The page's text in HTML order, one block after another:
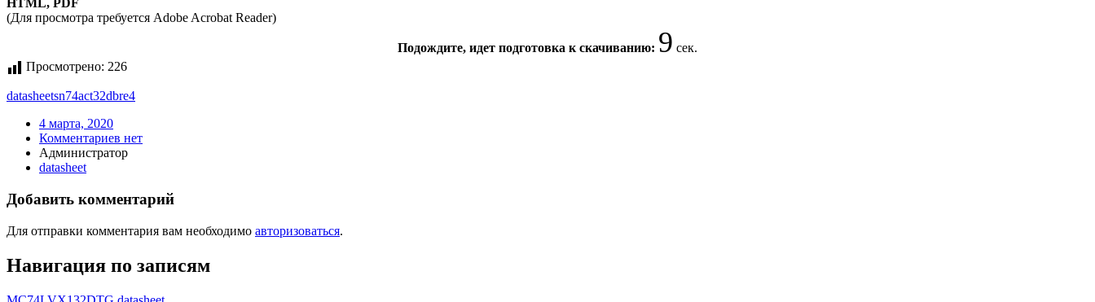
HTML, PDF
(Для просмотра требуется Adobe Acrobat Reader)
Подождите, идет подготовка к скачиванию: 8 сек.
Просмотрено: 226
datasheetsn74act32dbre4
4 марта, 2020
Комментариев нет
Администратор
datasheet
Добавить комментарий
Для отправки комментария вам необходимо авторизоваться.
Навигация по записям